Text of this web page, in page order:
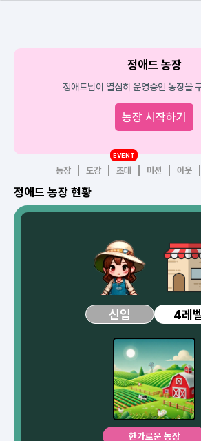
정애드 농장
정애드님이 열심히 운영중인 농장을
농장 시작하기
농장 도감 초대
EVENT
미션 이웃
정애드 농장 현황
신입 4레
한가로운 농장